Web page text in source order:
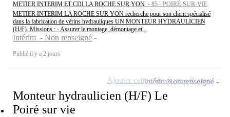
METIER INTERIM ET CDI LA ROCHE SUR YON - 85 - POIRÉ-SUR-VIE
METIER INTERIM LA ROCHE SUR YON recherche pour son client spécialisé
dans la fabrication de vérins hydrauliques UN MONTEUR HYDRAULICIEN
(H/F). Missions : - Assurer le montage, démontage et...
Intérim - Non renseigné
Publié il y a 2 jours
Monteur hydraulicien (H/F) Le
Poiré sur vie
IntérimNon renseigné
Ajouter cette offre à ma sélection